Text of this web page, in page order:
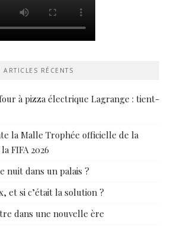
ARTICLES RÉCENTS
à pizza électrique Lagrange : tient-
la Malle Trophée officielle de la
FIFA 2026
nuit dans un palais ?
et si c’était la solution ?
dans une nouvelle ère